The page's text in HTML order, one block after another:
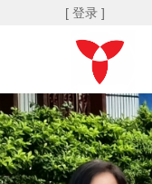
[ 登录 ]